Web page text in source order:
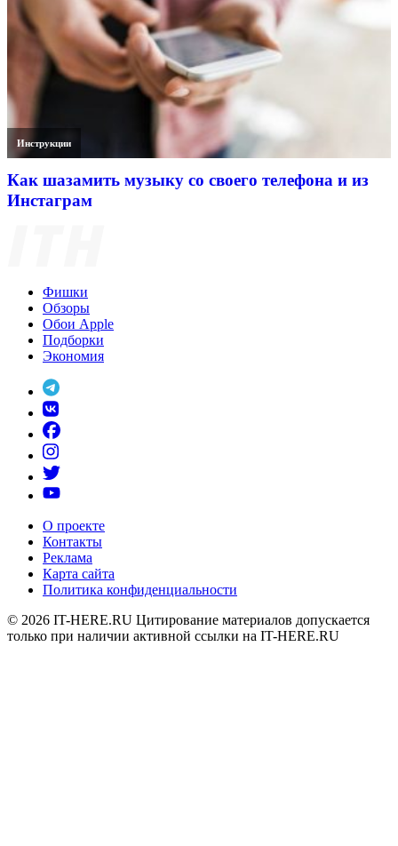
Инструкции
Как шазамить музыку со своего телефона и из
Инстаграм
Фишки
Обзоры
Обои Apple
Подборки
Экономия
О проекте
Контакты
Реклама
Карта сайта
Политика конфиденциальности
© 2026 IT-HERE.RU Цитирование материалов допускается
только при наличии активной ссылки на IT-HERE.RU